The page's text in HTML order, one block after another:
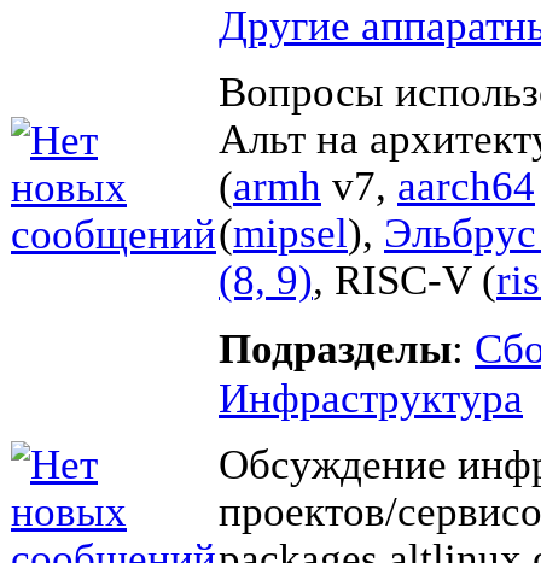
Другие
Вопросы
Альт на
(armh v7, aarch64
(mipsel),
(8, 9), RISC-V (
Подразделы:
Инфраструктура
Обсуждение
проектов/